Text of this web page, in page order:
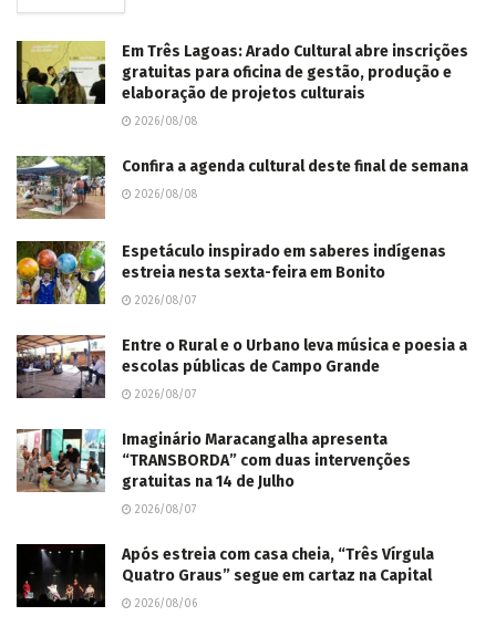
Em Três Lagoas: Arado Cultural abre inscrições
gratuitas para oficina de gestão, produção e
elaboração de projetos culturais
2026/08/08
Confira a agenda cultural deste final de semana
2026/08/08
Espetáculo inspirado em saberes indígenas
estreia nesta sexta-feira em Bonito
2026/08/07
Entre o Rural e o Urbano leva música e poesia a
escolas públicas de Campo Grande
2026/08/07
Imaginário Maracangalha apresenta
“TRANSBORDA” com duas intervenções
gratuitas na 14 de Julho
2026/08/07
Após estreia com casa cheia, “Três Vírgula
Quatro Graus” segue em cartaz na Capital
2026/08/06